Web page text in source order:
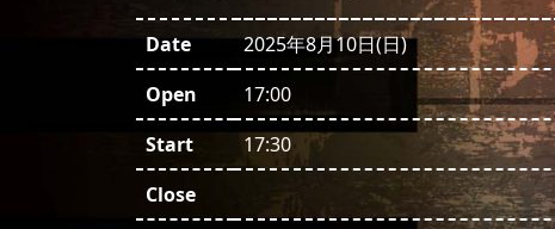
Date
2025年8月10日(日)
Open
17:00
Start
17:30
Close